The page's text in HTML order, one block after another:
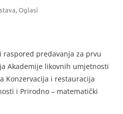
,Oglasi
predavanja za prvu
Akademije likovnih umjetnosti
Konzervacija i restauracija
i Prirodno – matematički